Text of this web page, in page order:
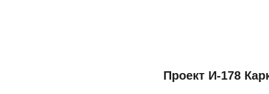
Проект И-178